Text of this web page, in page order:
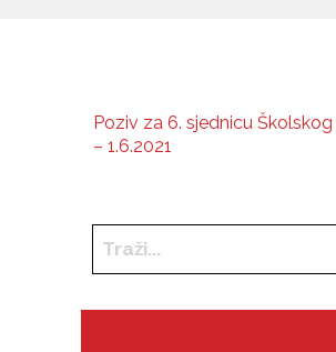
Poziv za 6. sjednicu
– 1.6.2021